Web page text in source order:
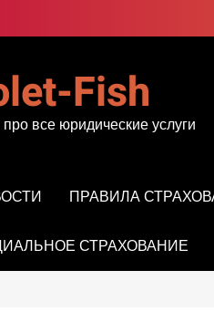
Fish
все юридические услуги
ПРАВИЛА
СТРАХОВАНИЕ